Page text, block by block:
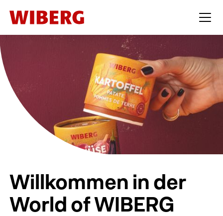
Willkommen in der
World of WIBERG